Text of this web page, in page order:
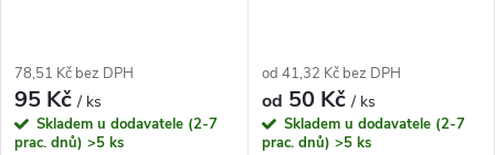
78,51 Kč bez DPH
95 Kč/ ks
Skladem u dodavatele (2-7
prac. dnů) >5 ks
od 41,32 Kč bez DPH
od 50 Kč/ ks
Skladem u dodavatele (2-7
prac. dnů) >5 ks